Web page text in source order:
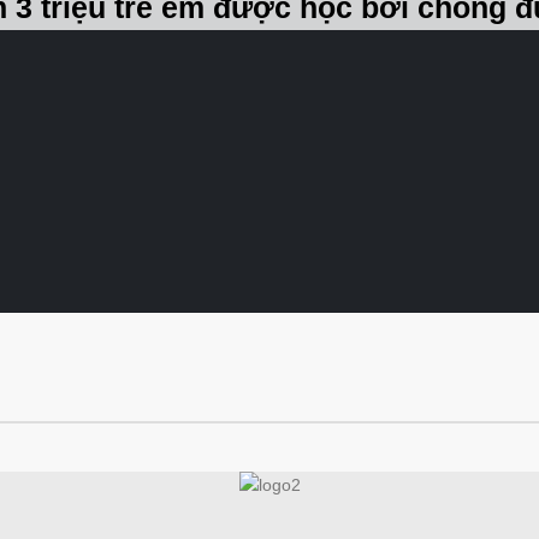
3 triệu trẻ em được học bơi chống